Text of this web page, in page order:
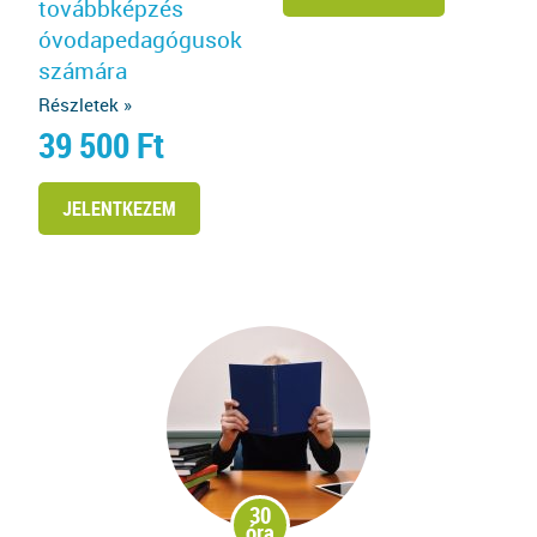
továbbképzés
óvodapedagógusok
számára
Részletek »
39 500Ft
JELENTKEZEM
30